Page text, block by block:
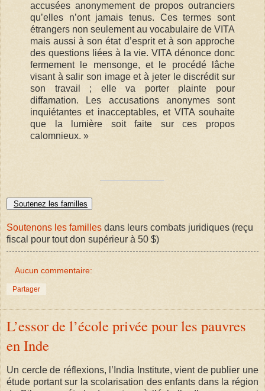
accusées anonymement de propos outranciers
qu’elles n’ont jamais tenus. Ces termes sont
étrangers non seulement au vocabulaire de VITA
mais aussi à son état d’esprit et à son approche
des questions liées à la vie. VITA dénonce donc
fermement le mensonge, et le procédé lâche
visant à salir son image et à jeter le discrédit sur
son travail ; elle va porter plainte pour
diffamation. Les accusations anonymes sont
inquiétantes et inacceptables, et VITA souhaite
que la lumière soit faite sur ces propos
calomnieux. »
Soutenez les familles
Soutenons les familles dans leurs combats juridiques (reçu
fiscal pour tout don supérieur à 50 $)
Aucun commentaire:
Partager
L’essor de l’école privée pour les pauvres
en Inde
Un cercle de réflexions, l’India Institute, vient de publier une
étude portant sur la scolarisation des enfants dans la région